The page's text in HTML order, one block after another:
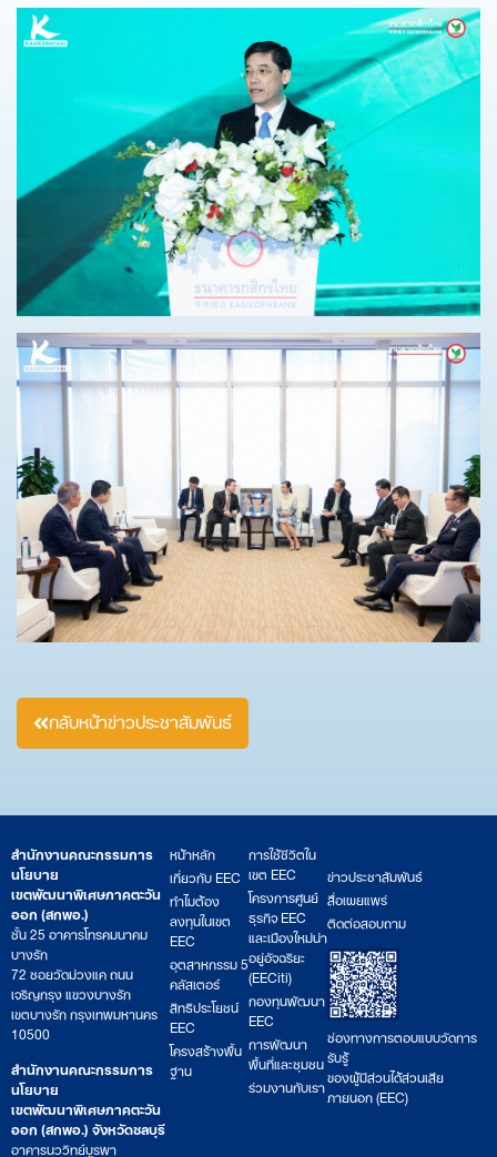
กลับหน้าข่าวประชาสัมพันธ์
สำนักงานคณะกรรมการ
นโยบาย
เขตพัฒนาพิเศษภาคตะวัน
ออก (สกพอ.)
ชั้น 25 อาคารโทรคมนาคม
บางรัก
72 ซอยวัดม่วงแค ถนน
เจริญกรุง แขวงบางรัก
เขตบางรัก กรุงเทพมหานคร
10500
สำนักงานคณะกรรมการ
นโยบาย
เขตพัฒนาพิเศษภาคตะวัน
ออก (สกพอ.) จังหวัดชลบุรี
อาคารนววิทย์บูรพา
หน้าหลัก
เกี่ยวกับ EEC
ทำไมต้อง
ลงทุนในเขต
EEC
อุตสาหกรรม 5
คลัสเตอร์
สิทธิประโยชน์
EEC
โครงสร้างพื้น
ฐาน
การใช้ชีวิตใน
เขต EEC
โครงการศูนย์
ธุรกิจ EEC
และเมืองใหม่น่า
อยู่อัจฉริยะ
(EECiti)
กองทุนพัฒนา
EEC
การพัฒนา
พื้นที่และชุมชน
ร่วมงานกับเรา
ข่าวประชาสัมพันธ์
สื่อเผยแพร่
ติดต่อสอบถาม
ช่องทางการตอบแบบวัดการ
รับรู้
ของผู้มีส่วนได้ส่วนเสีย
ภายนอก (EEC)